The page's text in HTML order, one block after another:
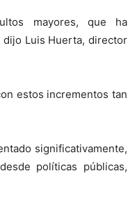
mayores, que ha
dijo Luis Huerta, director
estos incrementos tan
significativamente,
políticas públicas,